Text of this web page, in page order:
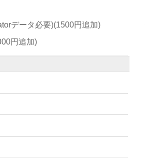
データ必要)(1500円追加)
円追加)